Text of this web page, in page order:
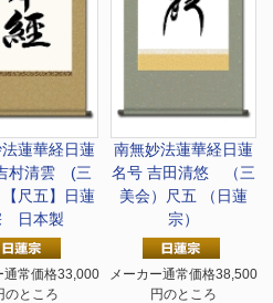
蓮華経日蓮
村清雲 (三
尺五】日蓮
日本製
通常価格33,000
のところ
南無妙法蓮華経日蓮
名号 吉田清悠 （三
美会）尺五 （日蓮
宗）
メーカー通常価格38,500
円のところ